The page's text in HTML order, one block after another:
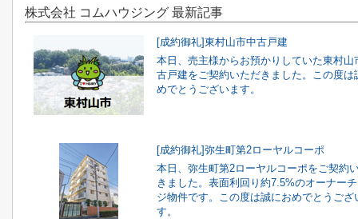
株式会社 コムハウジング 最新記事
[成約御礼]東村山市中古戸建
本日、売主様からお預かりしていた東村山
古戸建をご契約いただきました。この度は
めでとうございます。
[成約御礼]弥生町第2ローヤルコーポ
本日、弥生町第2ローヤルコーポをご契約
きました。表面利回り約7.5%のオーナー
ジ物件です。この度は誠におめでとうござ
す。